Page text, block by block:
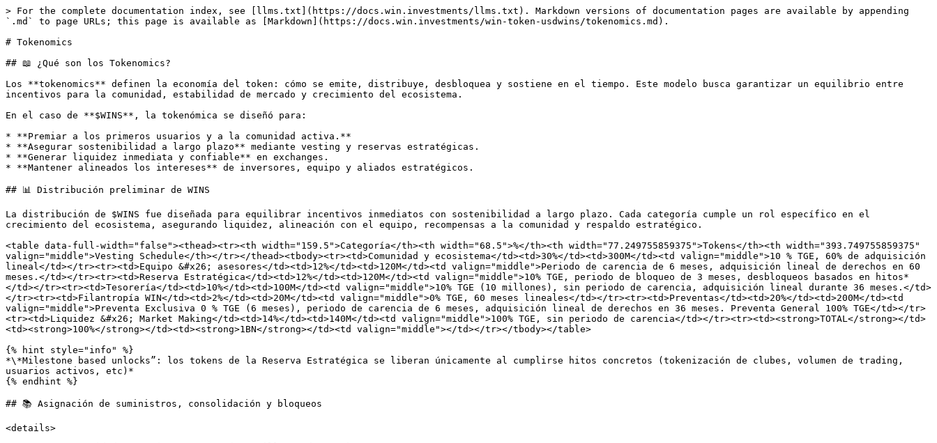
> For the complete documentation index, see [llms.txt](https://docs.win.investments/llms.txt). Markdown versions of documentation pages are available by appending
`.md` to page URLs; this page is available as [Markdown](https://docs.win.investments/win-token-usdwins/tokenomics.md).
# Tokenomics
## 📖 ¿Qué son los Tokenomics?
Los **tokenomics** definen la economía del token: cómo se emite, distribuye, desbloquea y sostiene en el tiempo. Este modelo busca garantizar un equilibrio entre
incentivos para la comunidad, estabilidad de mercado y crecimiento del ecosistema.
En el caso de **$WINS**, la tokenómica se diseñó para:
* **Premiar a los primeros usuarios y a la comunidad activa.**
* **Asegurar sostenibilidad a largo plazo** mediante vesting y reservas estratégicas.
* **Generar liquidez inmediata y confiable** en exchanges.
* **Mantener alineados los intereses** de inversores, equipo y aliados estratégicos.
## 📊 Distribución preliminar de WINS
La distribución de $WINS fue diseñada para equilibrar incentivos inmediatos con sostenibilidad a largo plazo. Cada categoría cumple un rol específico en el
crecimiento del ecosistema, asegurando liquidez, alineación con el equipo, recompensas a la comunidad y respaldo estratégico.
<table data-full-width="false"><thead><tr><th width="159.5">Categoría</th><th width="68.5">%</th><th width="77.249755859375">Tokens</th><th width="393.749755859375"
valign="middle">Vesting Schedule</th></tr></thead><tbody><tr><td>Comunidad y ecosistema</td><td>30%</td><td>300M</td><td valign="middle">10 % TGE, 60% de adquisición
lineal</td></tr><tr><td>Equipo &#x26; asesores</td><td>12%</td><td>120M</td><td valign="middle">Periodo de carencia de 6 meses, adquisición lineal de derechos en 60
meses.</td></tr><tr><td>Reserva Estratégica</td><td>12%</td><td>120M</td><td valign="middle">10% TGE, periodo de bloqueo de 3 meses, desbloqueos basados en hitos*
</td></tr><tr><td>Tesorería</td><td>10%</td><td>100M</td><td valign="middle">10% TGE (10 millones), sin periodo de carencia, adquisición lineal durante 36 meses.</td>
</tr><tr><td>Filantropía WIN</td><td>2%</td><td>20M</td><td valign="middle">0% TGE, 60 meses lineales</td></tr><tr><td>Preventas</td><td>20%</td><td>200M</td><td
valign="middle">Preventa Exclusiva 0 % TGE (6 meses), periodo de carencia de 6 meses, adquisición lineal de derechos en 36 meses. Preventa General 100% TGE</td></tr>
<tr><td>Liquidez &#x26; Market Making</td><td>14%</td><td>140M</td><td valign="middle">100% TGE, sin periodo de carencia</td></tr><tr><td><strong>TOTAL</strong></td>
<td><strong>100%</strong></td><td><strong>1BN</strong></td><td valign="middle"></td></tr></tbody></table>
{% hint style="info" %}
*\*Milestone based unlocks”: los tokens de la Reserva Estratégica se liberan únicamente al cumplirse hitos concretos (tokenización de clubes, volumen de trading,
usuarios activos, etc)*
{% endhint %}
## 📚 Asignación de suministros, consolidación y bloqueos
<details>